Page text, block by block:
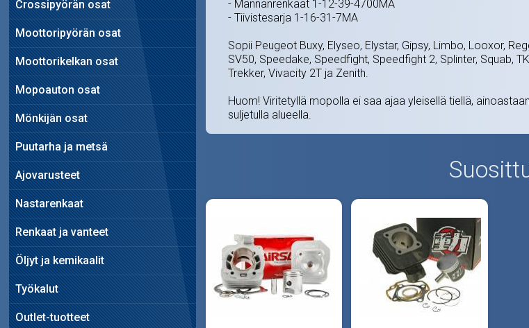
Crossipyörän osat
Moottoripyörän osat
Moottorikelkan osat
Mopoauton osat
Mönkijän osat
Puutarha ja metsä
Ajovarusteet
Nastarenkaat
Renkaat ja vanteet
Öljyt ja kemikaalit
Työkalut
Outlet-tuotteet
- Männänrenkaat 1-12-39-4700MA
- Tiivistesarja 1-16-31-7MA
Sopii Peugeot Buxy, Elyseo, Elystar, Gipsy, Limbo, Looxor,
SV50, Speedake, Speedfight, Speedfight 2, Splinter, Squab,
Trekker, Vivacity 2T ja Zenith.
Huom! Viritetyllä mopolla ei saa ajaa yleisellä tiellä, ainoastaan
suljetulla alueella.